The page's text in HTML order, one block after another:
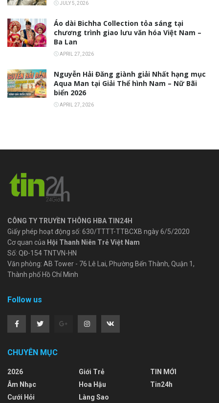
JULY 5, 2026
Áo dài Bichha Collection tỏa sáng tại
chương trình giao lưu văn hóa Việt Nam –
Ba Lan
APRIL 27, 2026
Nguyễn Hải Đăng giành giải Nhất hạng mục
Aqua Man tại Giải Thể hình Nam – Nữ Bãi
biển 2026
APRIL 27, 2026
CÔNG TY TRUYỀN THÔNG HBA TIN24H
Giấy phép hoạt động số: 630/TTTT-TTBCXB ngày 6/5/2020
Cơ quan của Hội Thanh Niên Trẻ Việt Nam
Số: QĐ-154 TNTVN-HN
Văn phòng: AB Tower - 76 Lê Lai, Phường Bến Thành, Quận 1,
Thành phố Hồ Chí Minh
Follow us
CHUYÊN MỤC
2026
Âm Nhạc
Cưới Hỏi
Giới Trẻ
Hoa Hậu
Làng Sao
TIN MỚI
Tin24h